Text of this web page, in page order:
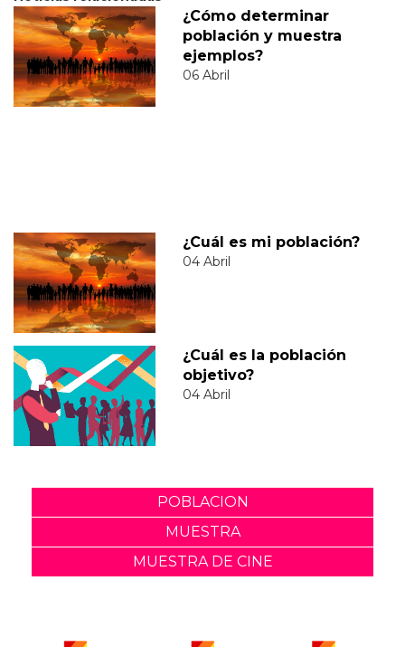
¿Cómo determinar
población y muestra
ejemplos?
06 Abril
¿Cuál es mi población?
04 Abril
¿Cuál es la población
objetivo?
04 Abril
POBLACION
MUESTRA
MUESTRA DE CINE